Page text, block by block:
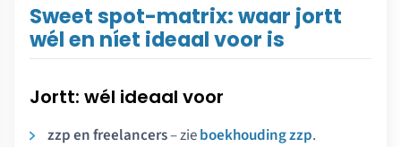
Sweet spot-matrix: waar jortt
wél en níet ideaal voor is
Jortt: wél ideaal voor
zzp en freelancers– zieboekhouding zzp.